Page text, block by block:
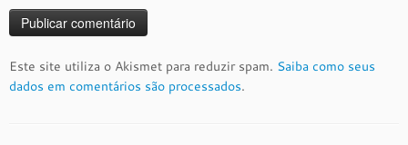
Este site utiliza o Akismet para reduzir spam. Saiba como seus
dados em comentários são processados.